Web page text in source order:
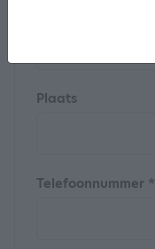
Plaats
Telefoonnummer *